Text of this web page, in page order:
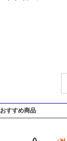
おすすめ商品